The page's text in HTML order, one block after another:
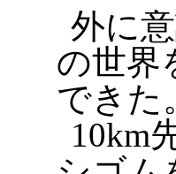
外に
の世界
できた
10km